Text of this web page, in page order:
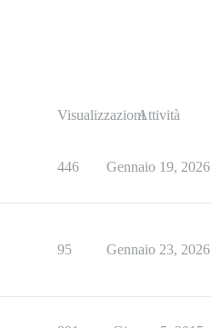
VisualizzazioniAttività
446 Gennaio 19, 2026
95 Gennaio 23, 2026